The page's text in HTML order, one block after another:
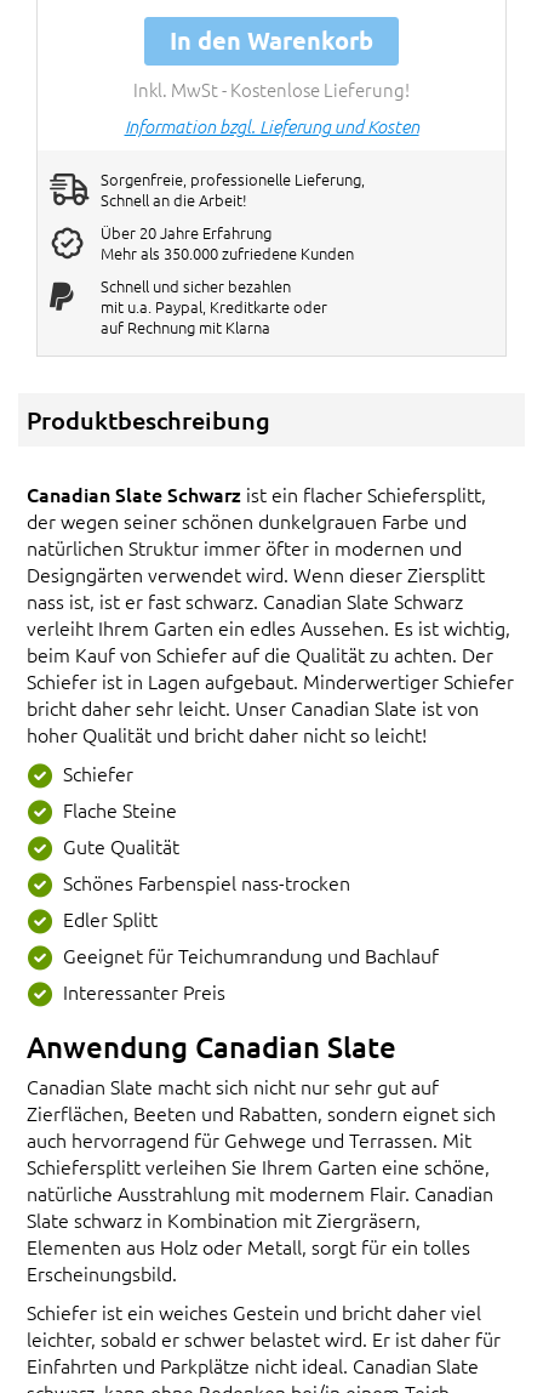
In den Warenkorb
Inkl. MwSt - Kostenlose Lieferung!
Information bzgl. Lieferung und Kosten
Sorgenfreie, professionelle Lieferung,
Schnell an die Arbeit!
Über 20 Jahre Erfahrung
Mehr als 350.000 zufriedene Kunden
Schnell und sicher bezahlen
mit u.a. Paypal, Kreditkarte oder
auf Rechnung mit Klarna
Produktbeschreibung
Canadian Slate Schwarz ist ein flacher Schiefersplitt,
der wegen seiner schönen dunkelgrauen Farbe und
natürlichen Struktur immer öfter in modernen und
Designgärten verwendet wird. Wenn dieser Ziersplitt
nass ist, ist er fast schwarz. Canadian Slate Schwarz
verleiht Ihrem Garten ein edles Aussehen. Es ist wichtig,
beim Kauf von Schiefer auf die Qualität zu achten. Der
Schiefer ist in Lagen aufgebaut. Minderwertiger Schiefer
bricht daher sehr leicht. Unser Canadian Slate ist von
hoher Qualität und bricht daher nicht so leicht!
Schiefer
Flache Steine
Gute Qualität
Schönes Farbenspiel nass-trocken
Edler Splitt
Geeignet für Teichumrandung und Bachlauf
Interessanter Preis
Anwendung Canadian Slate
Canadian Slate macht sich nicht nur sehr gut auf
Zierflächen, Beeten und Rabatten, sondern eignet sich
auch hervorragend für Gehwege und Terrassen. Mit
Schiefersplitt verleihen Sie Ihrem Garten eine schöne,
natürliche Ausstrahlung mit modernem Flair. Canadian
Slate schwarz in Kombination mit Ziergräsern,
Elementen aus Holz oder Metall, sorgt für ein tolles
Erscheinungsbild.
Schiefer ist ein weiches Gestein und bricht daher viel
leichter, sobald er schwer belastet wird. Er ist daher für
Einfahrten und Parkplätze nicht ideal. Canadian Slate